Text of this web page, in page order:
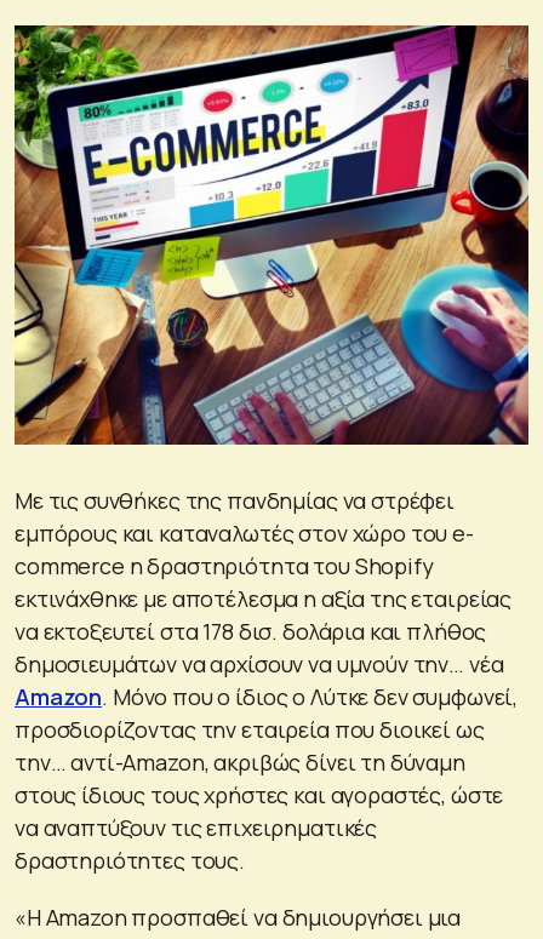
Με τις συνθήκες της πανδημίας να στρέφει
εμπόρους και καταναλωτές στον χώρο του e-
commerce η δραστηριότητα του Shopify
εκτινάχθηκε με αποτέλεσμα η αξία της εταιρείας
να εκτοξευτεί στα 178 δισ. δολάρια και πλήθος
δημοσιευμάτων να αρχίσουν να υμνούν την… νέα
Amazon. Μόνο που ο ίδιος ο Λύτκε δεν συμφωνεί,
προσδιορίζοντας την εταιρεία που διοικεί ως
την… αντί-Amazon, ακριβώς δίνει τη δύναμη
στους ίδιους τους χρήστες και αγοραστές, ώστε
να αναπτύξουν τις επιχειρηματικές
δραστηριότητες τους.
«H Amazon προσπαθεί να δημιουργήσει μια